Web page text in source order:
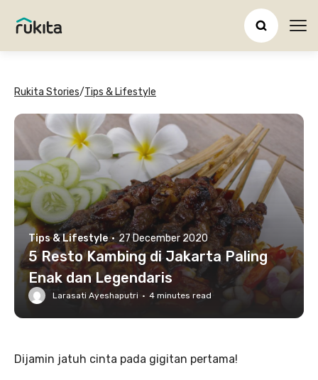
Rukita Stories/Tips & Lifestyle
Tips & Lifestyle · 27 December 2020
5 Resto Kambing di Jakarta Paling
Enak dan Legendaris
Larasati Ayeshaputri · 4 minutes read
Dijamin jatuh cinta pada gigitan pertama!